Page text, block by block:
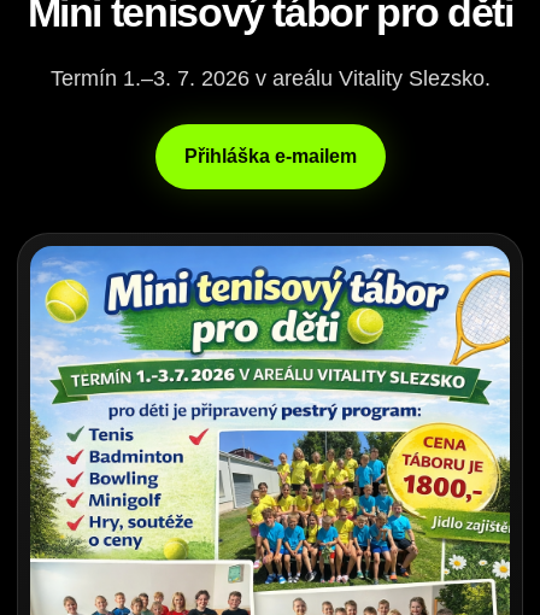
Mini tenisový tábor pro děti
Termín 1.–3. 7. 2026 v areálu Vitality Slezsko.
Přihláška e-mailem